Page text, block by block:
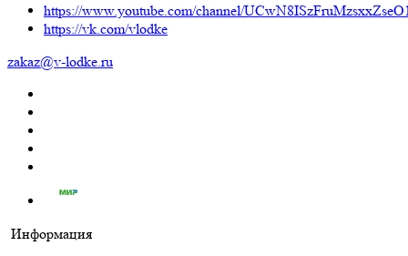
https://www.youtube.com/channel/
https://vk.com/vlodke
zakaz@v-lodke.ru
Информация